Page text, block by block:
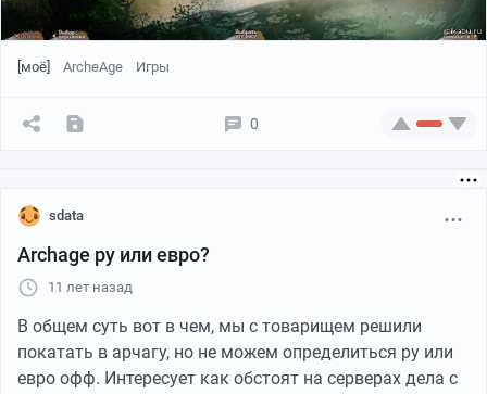
[моё] ArcheAge Игры
0
sdata
Archage ру или евро?
11 лет назад
В общем суть вот в чем, мы с товарищем решили
покатать в арчагу, но не можем определиться ру или
евро офф. Интересует как обстоят на серверах дела с